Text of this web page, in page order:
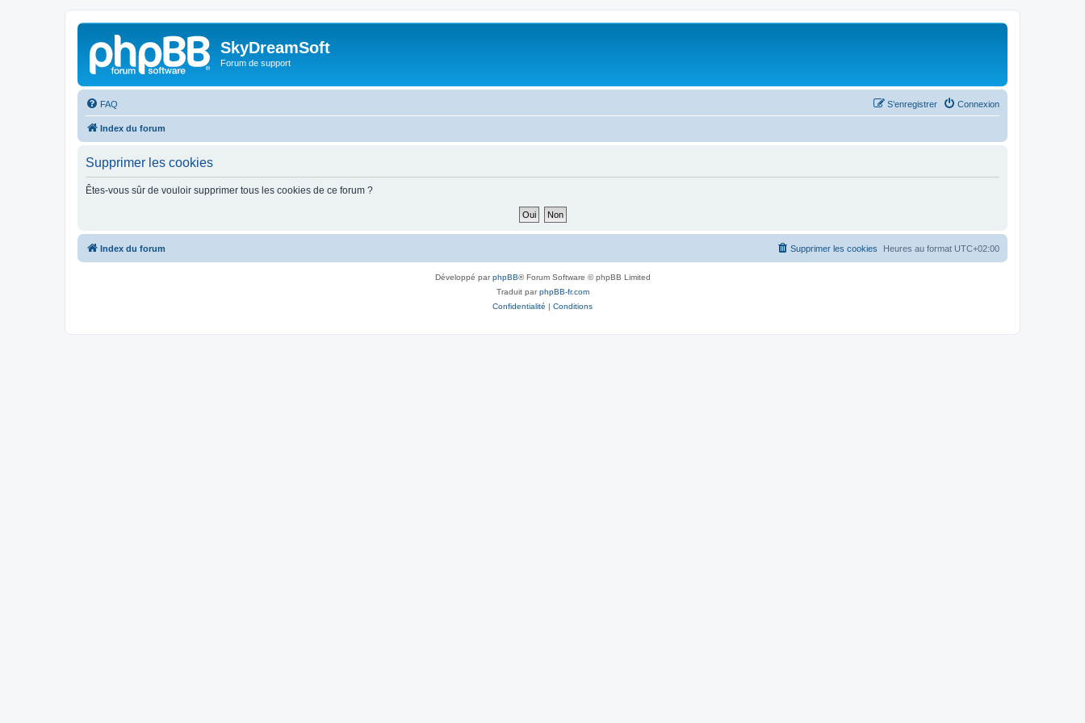
SkyDreamSoft
Forum de support
FAQ Connexion
S’enregistrer
Index du forum
Supprimer les cookies
Êtes-vous sûr de vouloir supprimer tous les cookies de ce forum ?
Index du forum Heures au format UTC+02:00
Supprimer les cookies
Développé parphpBB® Forum Software © phpBB Limited
Traduit parphpBB-fr.com
Confidentialité | Conditions